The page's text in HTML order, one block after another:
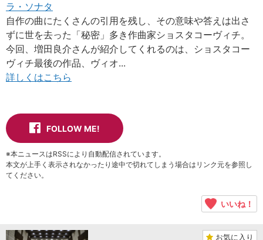
ラ・ソナタ
自作の曲にたくさんの引用を残し、その意味や答えは出さ
ずに世を去った「秘密」多き作曲家ショスタコーヴィチ。
今回、増田良介さんが紹介してくれるのは、ショスタコー
ヴィチ最後の作品、ヴィオ...
詳しくはこちら
FOLLOW ME!
※本ニュースはRSSにより自動配信されています。
本文が上手く表示されなかったり途中で切れてしまう場合はリンク元を参照し
てください。
いいね！
お気に入り